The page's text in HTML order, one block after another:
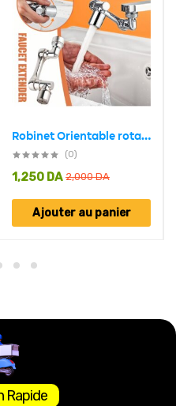
Robinet Orientable rotatif à 1080° à économie d’eau
(0)
2,000DA
1,250 DA
Ajouter au panier
Rapide